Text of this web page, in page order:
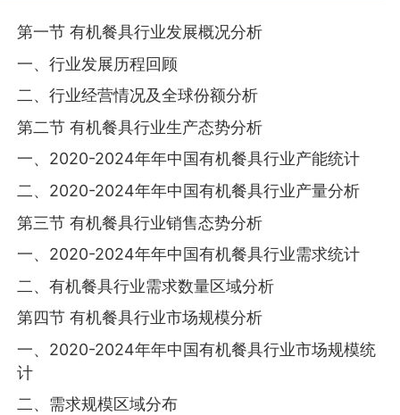
第一节 有机餐具行业发展概况分析
一、行业发展历程回顾
二、行业经营情况及全球份额分析
第二节 有机餐具行业生产态势分析
一、2020-2024年年中国有机餐具行业产能统计
二、2020-2024年年中国有机餐具行业产量分析
第三节 有机餐具行业销售态势分析
一、2020-2024年年中国有机餐具行业需求统计
二、有机餐具行业需求数量区域分析
第四节 有机餐具行业市场规模分析
一、2020-2024年年中国有机餐具行业市场规模统
计
二、需求规模区域分布